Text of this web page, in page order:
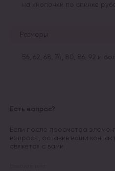
Размеры
56, 62, 68, 74, 80, 86, 92 и
Есть вопрос?
Если после просмотра
вопросы, оставив ваши
свяжется с вами